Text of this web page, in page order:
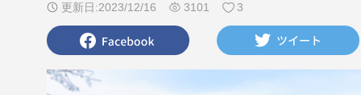
更新日:2023/12/16 3101 3